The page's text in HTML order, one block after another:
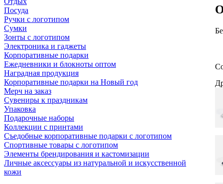
Посуда
Ручки с логотипом
Сумки
Зонты с логотипом
Электроника и гаджеты
Корпоративные подарки
Ежедневники и блокноты оптом
Наградная продукция
Корпоративные подарки на Новый год
Мерч на заказ
Сувениры к праздникам
Упаковка
Подарочные наборы
Коллекции с принтами
Съедобные корпоративные подарки с логотипом
Спортивные товары с логотипом
Элементы брендирования и кастомизации
Личные аксессуары из натуральной и искусственной
кожи